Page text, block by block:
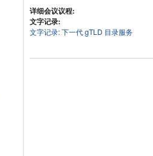
详细会议议程:
文字记录:
文字记录: 下一代 gTLD 目录服务